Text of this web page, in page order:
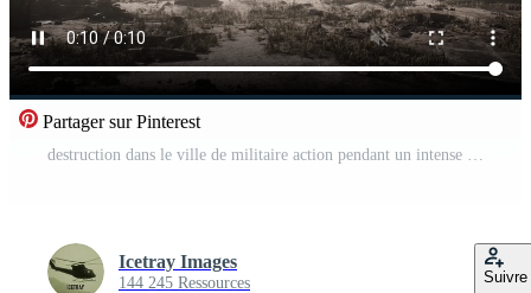
Partager sur Pinterest
destruction dans le ville de militaire action pendant un intense conflit Vidéo Pro
Icetray Images
144 245 Ressources Suivre